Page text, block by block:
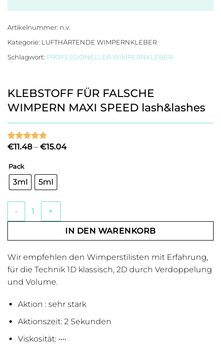
Artikelnummer: n.v.
Kategorie: LUFTHÄRTENDE WIMPERNKLEBER
Schlagwort: PROFESSIONELLER WIMPERNKLEBER
KLEBSTOFF FÜR FALSCHE
WIMPERN MAXI SPEED lash&lashes
Bewertet
5, basierend
auf
4
Kundenbewertung
€11.48 – €15.04Preisspanne:
Pack
3ml 5ml
KLEBSTOFF FÜR FALSCHE WIMPERN MAXI SPEED
IN DEN WARENKORB
Wir empfehlen den Wimperstilisten mit Erfahrung,
für die Technik 1D klassisch, 2D durch Verdoppelung
und Volume.
Aktion : sehr stark
Aktionszeit: 2 Sekunden
Viskosität: ••••